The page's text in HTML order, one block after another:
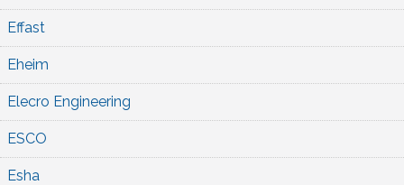
Effast
Eheim
Elecro Engineering
ESCO
Esha